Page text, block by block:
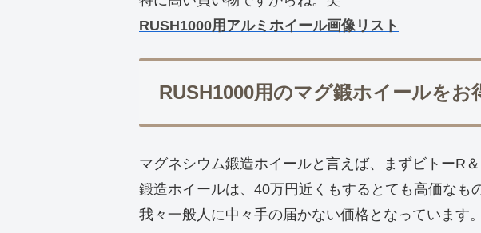
RUSH1000用アルミホイール画像リスト
RUSH1000用のマグ鍛ホイールをお
マグネシウム鍛造ホイールと言えば、まずビトーR
鍛造ホイールは、40万円近くもするとても高価なも
我々一般人に中々手の届かない価格となっています。